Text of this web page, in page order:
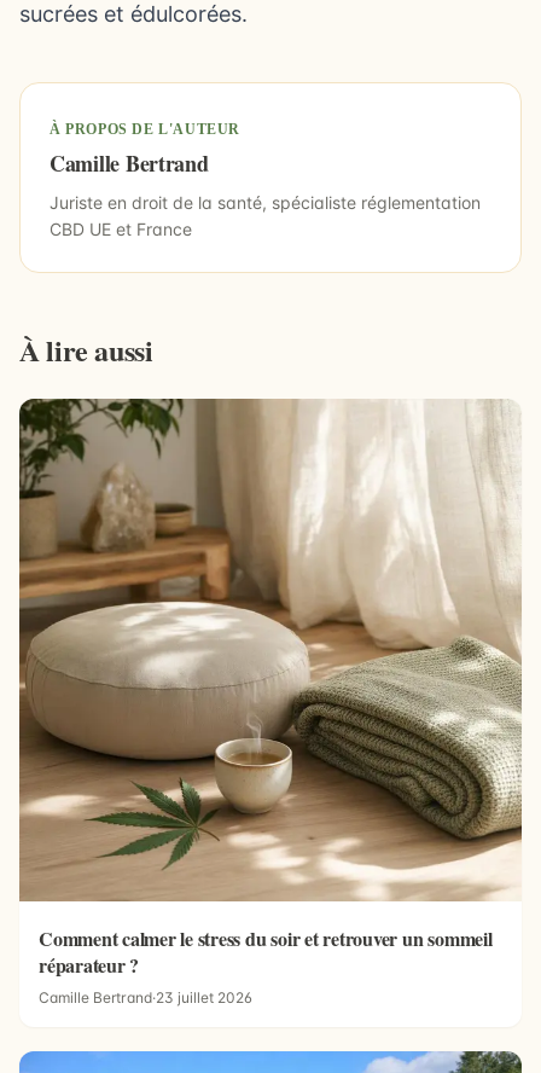
sucrées et édulcorées.
À PROPOS DE L'AUTEUR
Camille Bertrand
Juriste en droit de la santé, spécialiste réglementation
CBD UE et France
À lire aussi
Comment calmer le stress du soir et retrouver un sommeil
réparateur ?
Camille Bertrand·23 juillet 2026